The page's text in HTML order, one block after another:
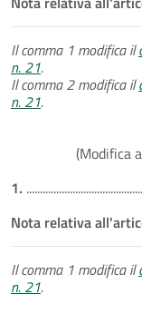
Il comma 1 modifica il
n. 21.
Il comma 2 modifica il
n. 21.
(Modifica
1.
Nota relativa
Il comma 1 modifica il
n. 21.